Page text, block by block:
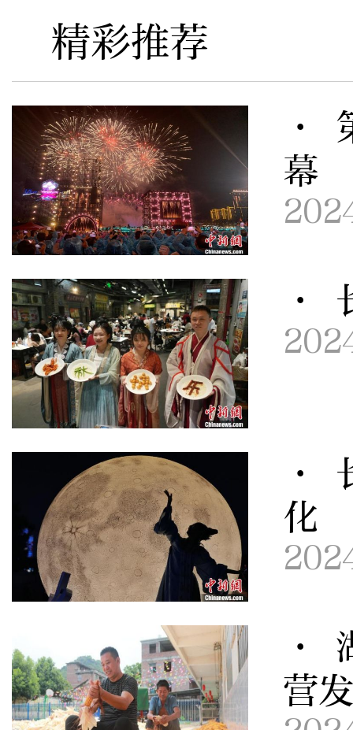
精彩推荐
·
幕
·
·
化
·
营